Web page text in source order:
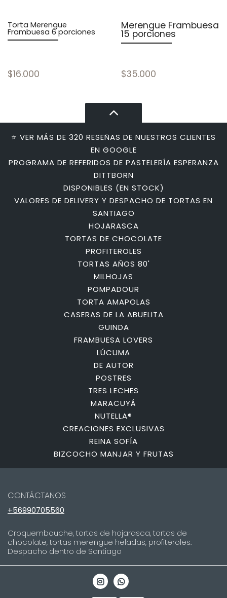
Torta Merengue
Frambuesa 6 porciones
$16.000
Merengue Frambuesa
15 porciones
$35.000
⭐ VER MÁS DE 320 RESEÑAS DE NUESTROS CLIENTES
EN GOOGLE
PROGRAMA DE REFERIDOS DE PASTELERÍA ESPERANZA
DITTBORN
DISPONIBLES (EN STOCK)
VALORES DE DELIVERY Y DESPACHO DE TORTAS EN
SANTIAGO
HOJARASCA
TORTAS DE CHOCOLATE
PROFITEROLES
TORTAS AÑOS 80'
MILHOJAS
POMPADOUR
TORTA AMAPOLAS
CASERAS DE LA ABUELITA
GUINDA
FRAMBUESA LOVERS
LÚCUMA
DE AUTOR
POSTRES
TRES LECHES
MARACUYÁ
NUTELLA®
CREACIONES EXCLUSIVAS
REINA SOFÍA
BIZCOCHO MANJAR Y FRUTAS
CONTÁCTANOS
+56990705560
Croquembouche, tortas de hojarasca, tortas de
chocolate, tortas merengue heladas, profiteroles.
Despacho dentro de Santiago